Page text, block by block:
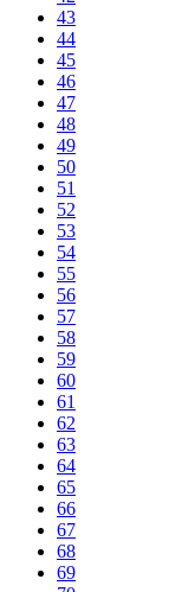
43
44
45
46
47
48
49
50
51
52
53
54
55
56
57
58
59
60
61
62
63
64
65
66
67
68
69